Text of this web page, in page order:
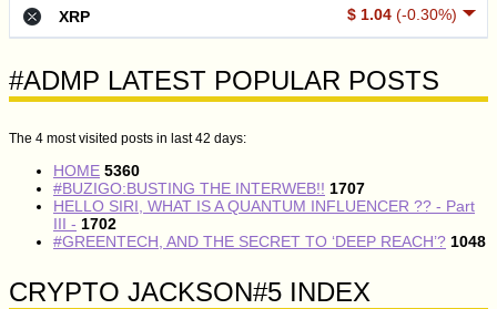
$ 1.04 (-0.30%)
XRP
#ADMP LATEST POPULAR POSTS
The 4 most visited posts in last 42 days:
HOME 5360
#BUZIGO:BUSTING THE INTERWEB!! 1707
HELLO SIRI, WHAT IS A QUANTUM INFLUENCER ?? - Part
III - 1702
#GREENTECH, AND THE SECRET TO ‘DEEP REACH’? 1048
CRYPTO JACKSON#5 INDEX